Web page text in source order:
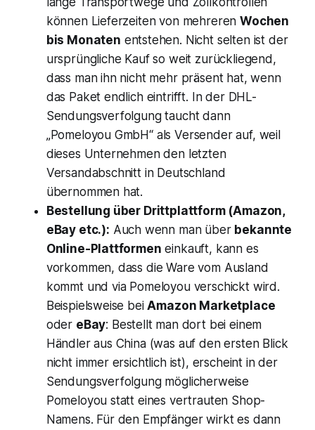
können Lieferzeiten von mehrerenWochen
bis Monaten entstehen​. Nicht selten ist der
ursprüngliche Kauf so weit zurückliegend,
dass man ihn nicht mehr präsent hat, wenn
das Paket endlich eintrifft. In der DHL-
Sendungsverfolgung taucht dann
„Pomeloyou GmbH“ als Versender auf, weil
dieses Unternehmen den letzten
Versandabschnitt in Deutschland
übernommen hat.
Bestellung über Drittplattform (Amazon,
eBay etc.): Auch wenn man über bekannte
Online-Plattformen einkauft, kann es
vorkommen, dass die Ware vom Ausland
kommt und via Pomeloyou verschickt wird.
Beispielsweise beiAmazon Marketplace
oder eBay: Bestellt man dort bei einem
Händler aus China (was auf den ersten Blick
nicht immer ersichtlich ist), erscheint in der
Sendungsverfolgung möglicherweise
Pomeloyou statt eines vertrauten Shop-
Namens​. Für den Empfänger wirkt es dann